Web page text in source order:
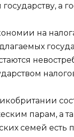
а
на
парам, а
семей есть